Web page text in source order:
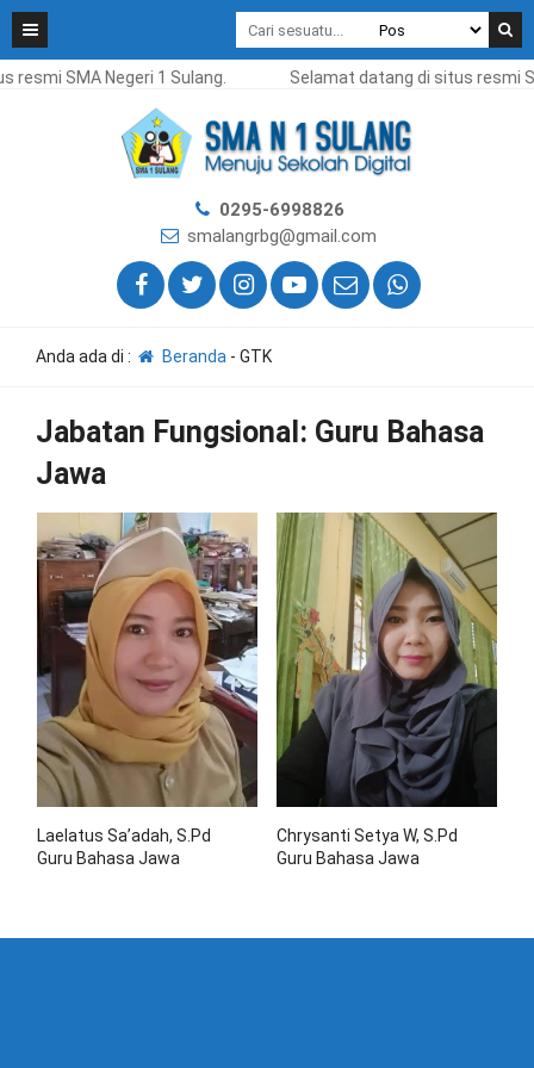
SMA Negeri 1 Sulang. Selamat datang di situs resmi
0295-6998826
smalangrbg@gmail.com
Anda ada di : Beranda - GTK
Jabatan Fungsional: Guru Bahasa
Jawa
Laelatus Sa’adah, S.Pd
Guru Bahasa Jawa
Chrysanti Setya W, S.Pd
Guru Bahasa Jawa